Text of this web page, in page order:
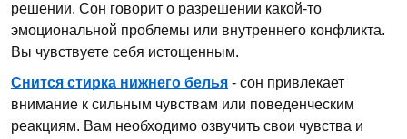
решении. Сон говорит о разрешении какой-то
эмоциональной проблемы или внутреннего конфликта.
Вы чувствуете себя истощенным.
Снится стирка нижнего белья - сон привлекает
внимание к сильным чувствам или поведенческим
реакциям. Вам необходимо озвучить свои чувства и